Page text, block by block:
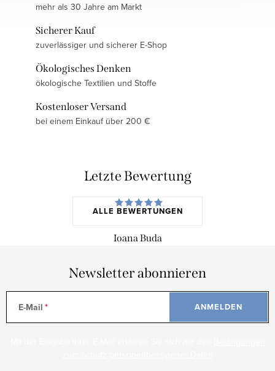
mehr als 30 Jahre am Markt
Sicherer Kauf
zuverlässiger und sicherer E-Shop
Ökologisches Denken
ökologische Textilien und Stoffe
Kostenloser Versand
bei einem Einkauf über 200 €
Letzte Bewertung
ALLE BEWERTUNGEN
Ioana Buda
Newsletter abonnieren
E-Mail ANMELDEN